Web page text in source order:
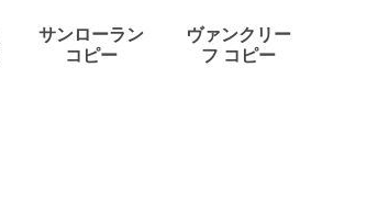
サンローラン
コピー
ヴァンクリー
フ コピー